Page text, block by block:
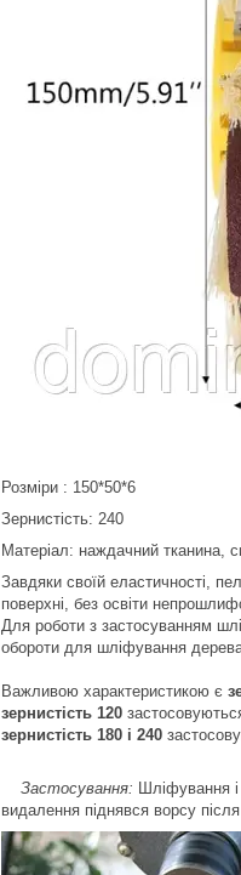
Розміри : 150*50*6
Зернистість: 240
Матеріал: наждачний тканина,
Завдяки своїй еластичності,
поверхні, без освіти
Для роботи з застосуванням
обороти для шліфування
Важливою характеристикою є
зернистість 120
зернистість 180 і 240
Застосування: Шліфування
видалення піднявся ворсу